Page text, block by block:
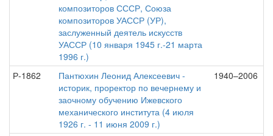
композиторов СССР, Союза
композиторов УАССР (УР),
заслуженный деятель искусств
УАССР (10 января 1945 г.-21 марта
1996 г.)
Р-1862
Пантюхин Леонид Алексеевич -
историк, проректор по вечернему и
заочному обучению Ижевского
механического института (4 июля
1926 г. - 11 июня 2009 г.)
1940–2006